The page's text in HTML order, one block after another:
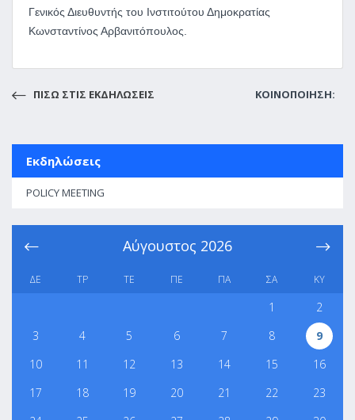
Γενικός Διευθυντής του Ινστιτούτου Δημοκρατίας
Κωνσταντίνος Αρβανιτόπουλος.
ΠΙΣΩ ΣΤΙΣ ΕΚΔΗΛΩΣΕΙΣ ΚΟΙΝΟΠΟΙΗΣΗ:
Εκδηλώσεις
POLICY MEETING
Αύγουστος 2026
ΔΕ ΤΡ ΤΕ ΠΕ ΠΑ ΣΑ ΚΥ
1
2
3
4 5 6 7 8
9
10
11 12 13 14 15
16
17
18 19 20 21 22
23